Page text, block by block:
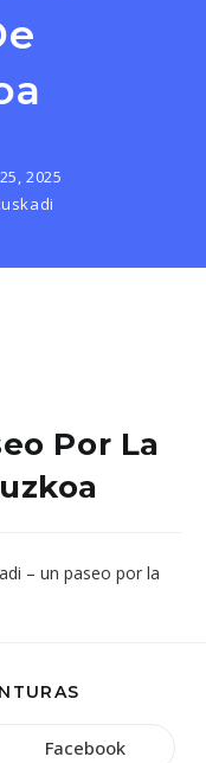
2025
Por La
CONTENIDO
Se
Facebook